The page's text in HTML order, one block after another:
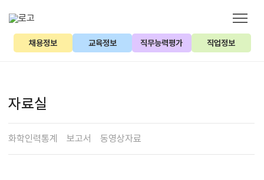
채용정보 교육정보 직무능력평가 직업정보
자료실
화학인력통계 보고서 동영상자료